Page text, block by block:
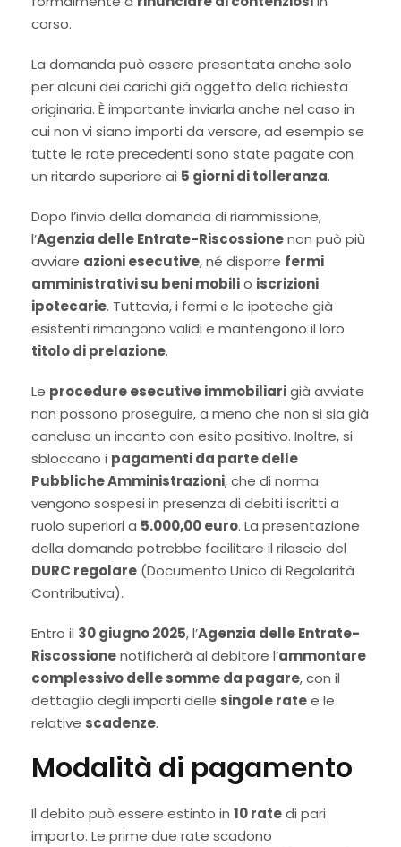
corso.
La domanda può essere presentata anche solo
per alcuni dei carichi già oggetto della richiesta
originaria. È importante inviarla anche nel caso in
cui non vi siano importi da versare, ad esempio se
tutte le rate precedenti sono state pagate con
un ritardo superiore ai 5 giorni di tolleranza.
Dopo l’invio della domanda di riammissione,
l’Agenzia delle Entrate-Riscossionenon può più
avviare azioni esecutive, né disporre fermi
amministrativi su beni mobilio iscrizioni
ipotecarie. Tuttavia, i fermi e le ipoteche già
esistenti rimangono validi e mantengono il loro
titolo di prelazione.
Le procedure esecutive immobiliarigià avviate
non possono proseguire, a meno che non si sia già
concluso un incanto con esito positivo. Inoltre, si
sbloccano i pagamenti da parte delle
Pubbliche Amministrazioni, che di norma
vengono sospesi in presenza di debiti iscritti a
ruolo superiori a 5.000,00 euro. La presentazione
della domanda potrebbe facilitare il rilascio del
DURC regolare (Documento Unico di Regolarità
Contributiva).
Entro il 30 giugno 2025, l’Agenzia delle Entrate-
Riscossionenotificherà al debitore l’ammontare
complessivo delle somme da pagare, con il
dettaglio degli importi delle singole ratee le
relative scadenze.
Modalità di pagamento
Il debito può essere estinto in 10 ratedi pari
importo. Le prime due rate scadono